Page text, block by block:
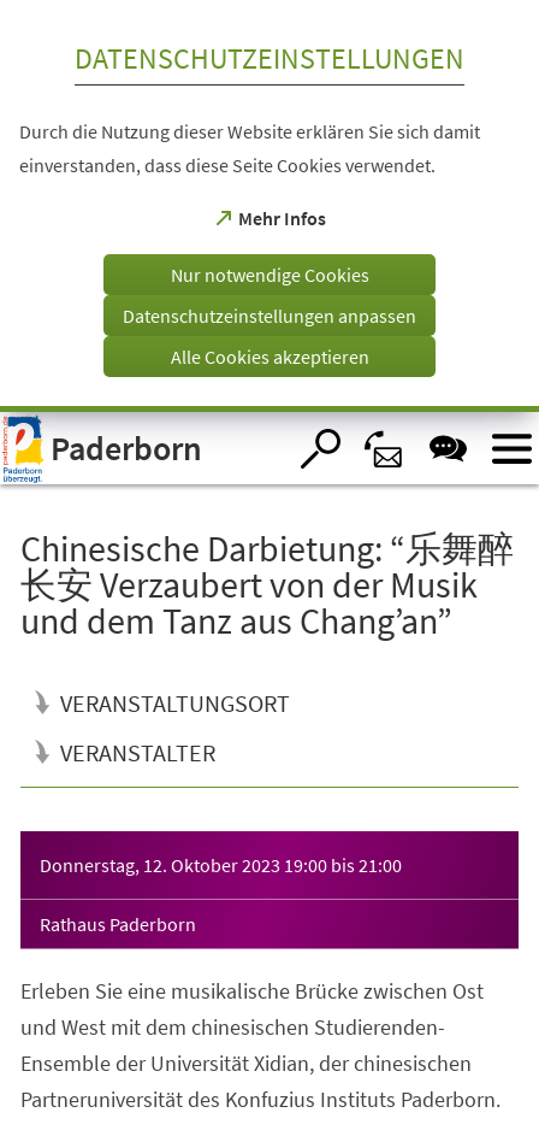
Visuelle
Assistenzsoftware
öffnen.
DATENSCHUTZEINSTELLUNGEN
Durch die Nutzung dieser Website erklären Sie sich damit
einverstanden, dass diese Seite Cookies verwendet.
Mehr Infos
(Öffnet
einem
Tab)
Nur notwendige Cookies
Datenschutzeinstellungen anpassen
Alle Cookies akzeptieren
Paderborn
Chinesische Darbietung: “乐舞醉
长安 Verzaubert von der Musik
und dem Tanz aus Chang’an”
VERANSTALTUNGSORT
VERANSTALTER
Donnerstag, 12. Oktober 2023 19:00 bis21:00
Rathaus Paderborn
Erleben Sie eine musikalische Brücke zwischen Ost
und West mit dem chinesischen Studierenden-
Ensemble der Universität Xidian, der chinesischen
Partneruniversität des Konfuzius Instituts Paderborn.